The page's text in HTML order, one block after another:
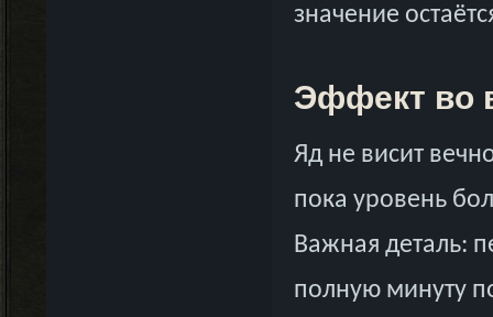
значение
Эффект во
Яд не висит
пока уровень
Важная деталь:
полную минуту